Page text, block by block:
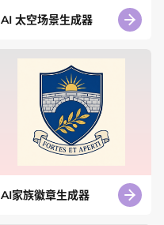
AI 太空场景生成器
AI家族徽章生成器